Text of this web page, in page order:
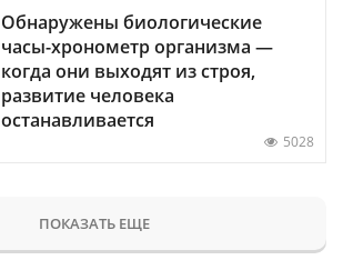
Обнаружены биологические
часы-хронометр организма —
когда они выходят из строя,
развитие человека
останавливается
5028
ПОКАЗАТЬ ЕЩЕ